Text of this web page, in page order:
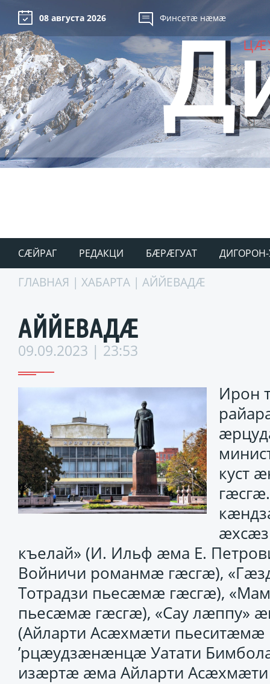
08 августа 2026 Финсетæ нæмæ
СÆЙРАГ РЕДАКЦИ БÆРÆГУАТ ДИГОРОН-
ГЛАВНАЯ | ХАБАРТА | АЙЙЕВАДÆ
АЙЙЕВАДÆ
09.09.2023 | 23:53
Ирон
куст
къелай» (И. Ильф æма Е.
Войничи романмæ гæсгæ),
Тотрадзи пьесæмæ гæсгæ),
пьесæмæ гæсгæ), «Сау
(Айларти Асæхмæти пьеситæмæ
’рцæудзæнæнцæ Уатати
изæртæ æма Айларти